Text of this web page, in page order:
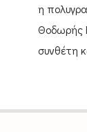
η
Θοδωρής
συνθέτη